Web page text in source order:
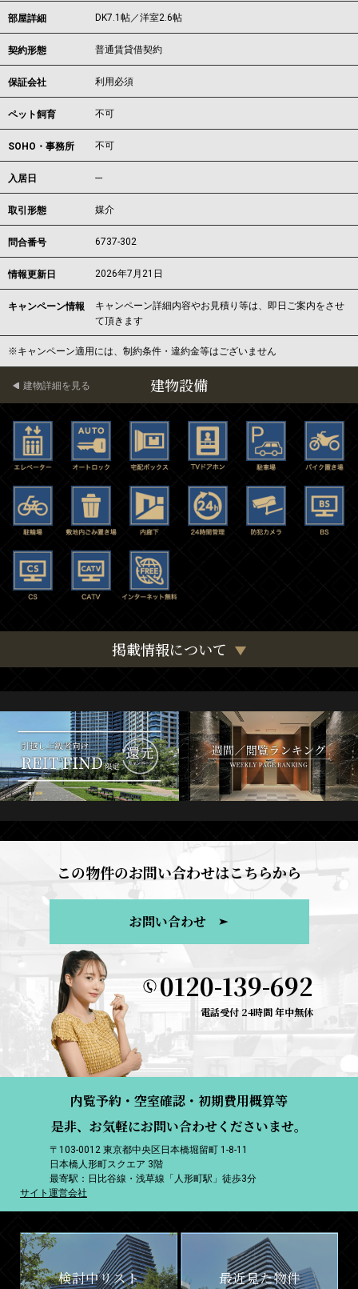
部屋詳細 DK7.1帖／洋室2.6帖
契約形態 普通賃貸借契約
保証会社 利用必須
ペット飼育 不可
SOHO・事務所 不可
入居日 ---
取引形態 媒介
問合番号 6737-302
情報更新日 2026年7月21日
キャンペーン情報
キャンペーン詳細内容やお見積り等は、即日ご案内をさせ
て頂きます
※キャンペーン適用には、制約条件・違約金等はございません
建物設備
建物詳細を見る
掲載情報について
この物件のお問い合わせはこちらから
お問い合わせ
0120-139-692
電話受付 24時間 年中無休
内覧予約・空室確認・初期費用概算等
是非、お気軽にお問い合わせくださいませ。
〒103-0012 東京都中央区日本橋堀留町 1-8-11
日本橋人形町スクエア 3階
最寄駅：日比谷線・浅草線「人形町駅」徒歩3分
サイト運営会社
検討中リスト 最近見た物件